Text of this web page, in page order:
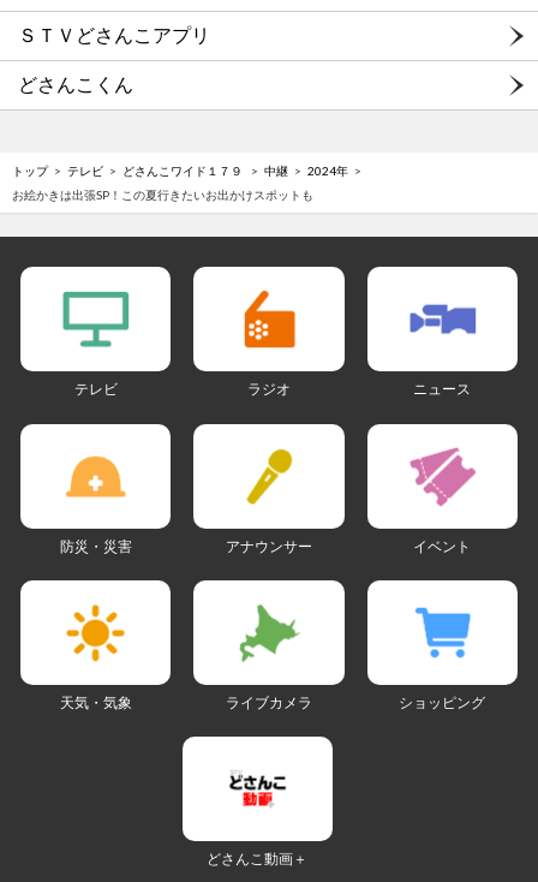
ＳＴＶどさんこアプリ
どさんこくん
トップ テレビ どさんこワイド１７９ 中継
2024年
お絵かきは出張SP！この夏行きたいお出かけスポットも
テレビ ラジオ ニュース
防災・災害 アナウンサー イベント
天気・気象 ライブカメラ ショッピング
どさんこ動画＋